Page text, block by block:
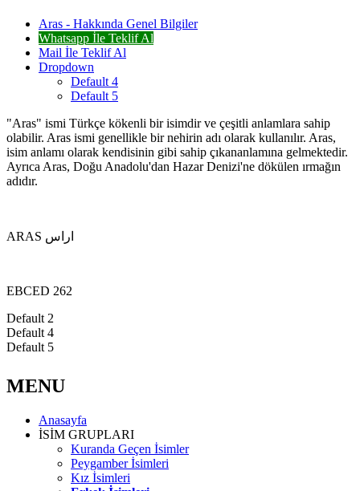
Aras - Hakkında Genel Bilgiler
Whatsapp İle Teklif Al
Mail İle Teklif Al
Dropdown
Default 4
Default 5
"Aras" ismi Türkçe kökenli bir isimdir ve çeşitli anlamlara sahip
olabilir. Aras ismi genellikle bir nehirin adı olarak kullanılır. Aras,
isim anlamı olarak kendisinin gibi sahip çıkananlamına gelmektedir.
Ayrıca Aras, Doğu Anadolu'dan Hazar Denizi'ne dökülen ırmağın
adıdır.
ARAS اراس
EBCED 262
Default 2
Default 4
Default 5
MENU
Anasayfa
İSİM GRUPLARI
Kuranda Geçen İsimler
Peygamber İsimleri
Kız İsimleri